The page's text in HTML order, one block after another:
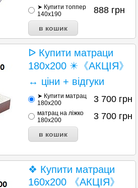
➤ Купити топпер
140x190
888 грн
ᐅ Купити матраци
180х200 ✴️《АКЦІЯ》
↔ ціни + відгуки
➤ Купити матрац
180х200
3 700 грн
матрац на ліжко
180х200
3 700 грн
❖ Купити матраци
160х200 《АКЦІЯ》